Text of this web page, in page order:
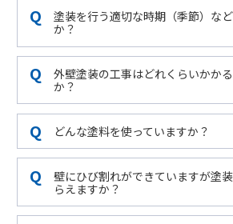
塗装を行う適切な時期（季節）な
か？
外壁塗装の工事はどれくらいかか
か？
どんな塗料を使っていますか？
壁にひび割れができていますが塗
らえますか？